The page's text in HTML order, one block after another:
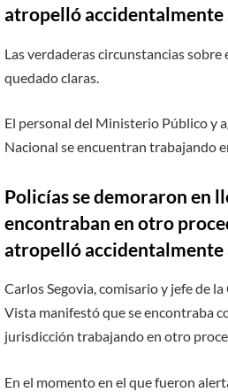
atropelló accidentalmente
Las verdaderas circunstancias sobre
quedado claras.
El personal del Ministerio Público y
Nacional se encuentran trabajando
Policías se demoraron en
encontraban en otro
atropelló accidentalmente
Carlos Segovia, comisario y jefe de
Vista manifestó que se encontraba
jurisdicción trabajando en otro
En el momento en el que fueron